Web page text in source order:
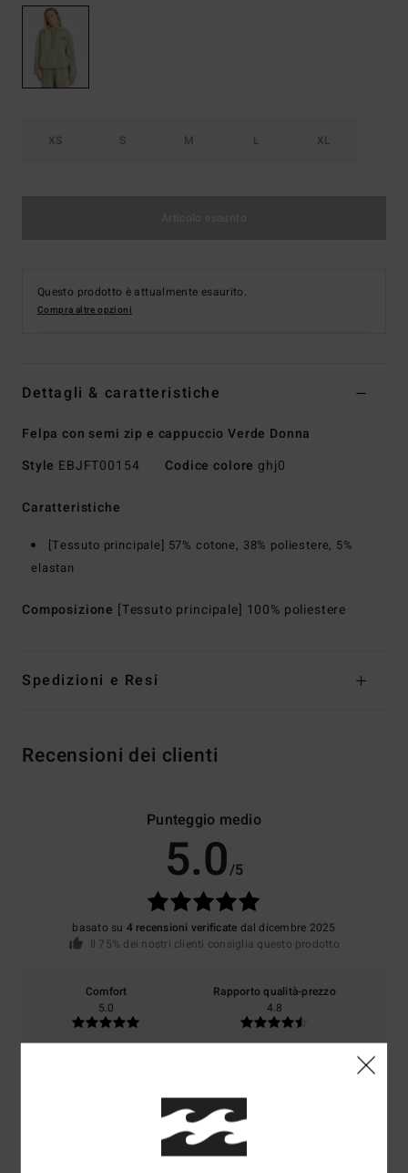
XS S M L XL
Questo prodotto è attualmente esaurito.
Compra altre opzioni
Dettagli & caratteristiche
Felpa con semi zip e cappuccio Verde Donna
Style EBJFT00154 Codice colore ghj0
Caratteristiche
[Tessuto principale] 57% cotone, 38% poliestere, 5%
elastan
Composizione [Tessuto principale] 100% poliestere
Spedizioni e Resi
Recensioni dei clienti
Punteggio medio
5.0/5
basato su 4 recensioni verificate dal dicembre 2025
Il 75% dei nostri clienti consiglia questo prodotto
Comfort
5.0
Rapporto qualità-prezzo
4.8
Troppo grande
Colore